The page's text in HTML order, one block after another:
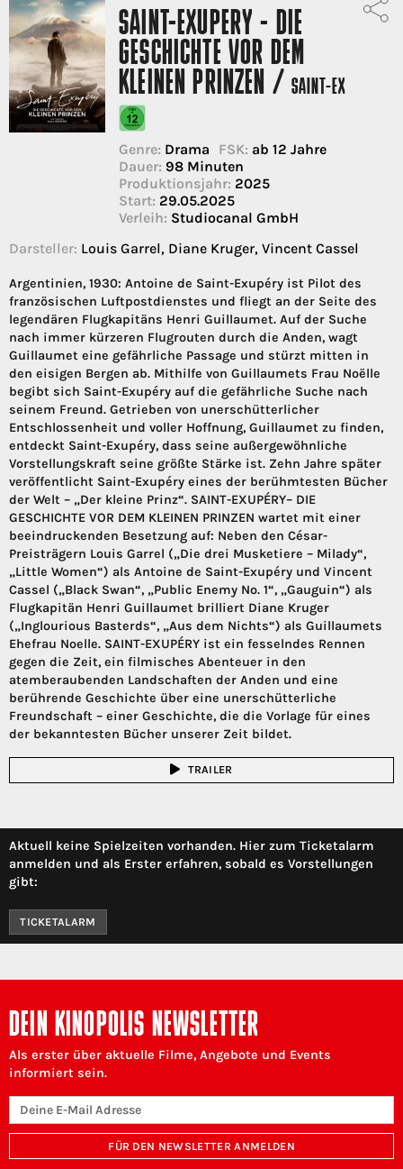
SAINT-EXUPERY - DIE
GESCHICHTE VOR DEM
KLEINEN PRINZEN /SAINT-EX
Genre: Drama FSK: ab 12 Jahre
Dauer: 98 Minuten
Produktionsjahr: 2025
Start: 29.05.2025
Verleih: Studiocanal GmbH
Darsteller: Louis Garrel, Diane Kruger, Vincent Cassel
Argentinien, 1930: Antoine de Saint-Exupéry ist Pilot des
französischen Luftpostdienstes und fliegt an der Seite des
legendären Flugkapitäns Henri Guillaumet. Auf der Suche
nach immer kürzeren Flugrouten durch die Anden, wagt
Guillaumet eine gefährliche Passage und stürzt mitten in
den eisigen Bergen ab. Mithilfe von Guillaumets Frau Noëlle
begibt sich Saint-Exupéry auf die gefährliche Suche nach
seinem Freund. Getrieben von unerschütterlicher
Entschlossenheit und voller Hoffnung, Guillaumet zu finden,
entdeckt Saint-Exupéry, dass seine außergewöhnliche
Vorstellungskraft seine größte Stärke ist. Zehn Jahre später
veröffentlicht Saint-Exupéry eines der berühmtesten Bücher
der Welt – „Der kleine Prinz“. SAINT-EXUPÉRY– DIE
GESCHICHTE VOR DEM KLEINEN PRINZEN wartet mit einer
beeindruckenden Besetzung auf: Neben den César-
Preisträgern Louis Garrel („Die drei Musketiere – Milady“,
„Little Women“) als Antoine de Saint-Exupéry und Vincent
Cassel („Black Swan“, „Public Enemy No. 1“, „Gauguin“) als
Flugkapitän Henri Guillaumet brilliert Diane Kruger
(„Inglourious Basterds“, „Aus dem Nichts“) als Guillaumets
Ehefrau Noelle. SAINT-EXUPÉRY ist ein fesselndes Rennen
gegen die Zeit, ein filmisches Abenteuer in den
atemberaubenden Landschaften der Anden und eine
berührende Geschichte über eine unerschütterliche
Freundschaft – einer Geschichte, die die Vorlage für eines
der bekanntesten Bücher unserer Zeit bildet.
TRAILER
Aktuell keine Spielzeiten vorhanden. Hier zum Ticketalarm
anmelden und als Erster erfahren, sobald es Vorstellungen
gibt:
TICKETALARM
DEIN KINOPOLIS NEWSLETTER
Als erster über aktuelle Filme, Angebote und Events
informiert sein.
FÜR DEN NEWSLETTER ANMELDEN